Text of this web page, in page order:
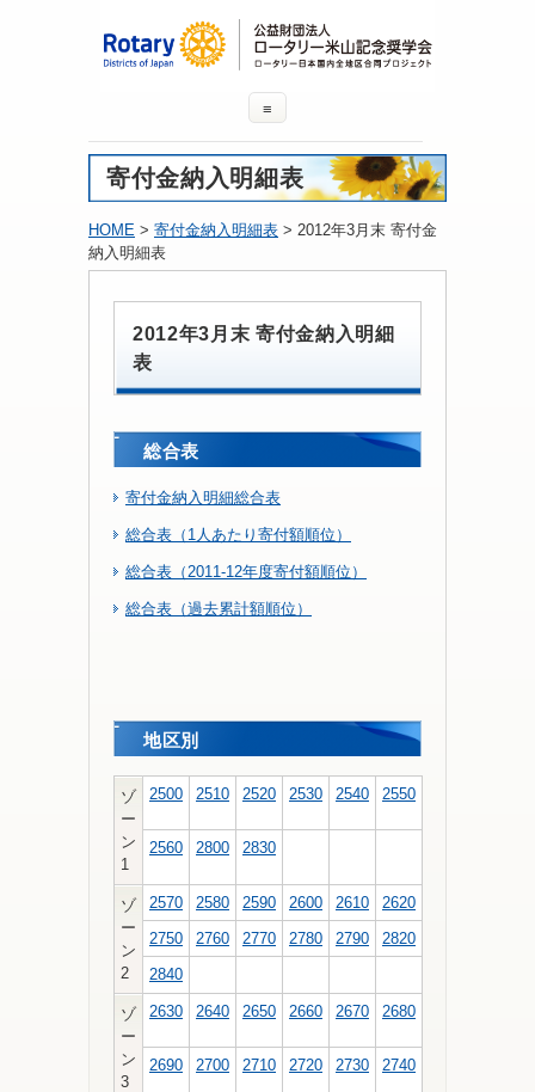
≡
寄付金納入明細表
HOME > 寄付金納入明細表 > 2012年3月末 寄付金
納入明細表
2012年3月末 寄付金納入明細
表
総合表
寄付金納入明細総合表
総合表（1人あたり寄付額順位）
総合表（2011-12年度寄付額順位）
総合表（過去累計額順位）
地区別
ゾ
ー
ン
1
2500 2510 2520 2530 2540 2550
2560 2800 2830
ゾ
ー
ン
2
2570 2580 2590 2600 2610
2620
2750
2760 2770 2780 2790
2820
2840
ゾ
ー
ン
3
2630 2640 2650 2660 2670 2680
2690 2700 2710 2720 2730 2740